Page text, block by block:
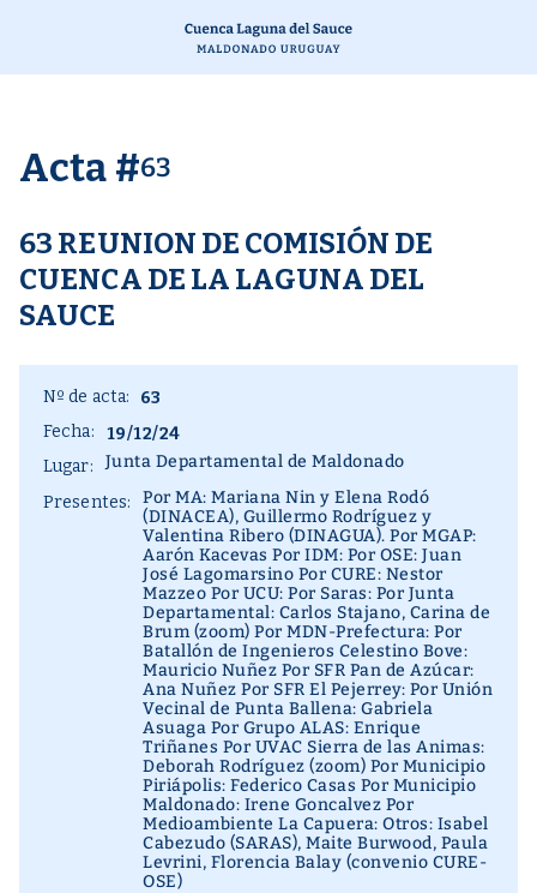
63
Acta #
63 REUNION DE COMISIÓN DE
CUENCA DE LA LAGUNA DEL
SAUCE
Nº de acta:
63
Fecha:
19/12/24
Lugar:
Junta Departamental de Maldonado
Presentes:
Por MA: Mariana Nin y Elena Rodó
(DINACEA), Guillermo Rodríguez y
Valentina Ribero (DINAGUA). Por MGAP:
Aarón Kacevas Por IDM: Por OSE: Juan
José Lagomarsino Por CURE: Nestor
Mazzeo Por UCU: Por Saras: Por Junta
Departamental: Carlos Stajano, Carina de
Brum (zoom) Por MDN-Prefectura: Por
Batallón de Ingenieros Celestino Bove:
Mauricio Nuñez Por SFR Pan de Azúcar:
Ana Nuñez Por SFR El Pejerrey: Por Unión
Vecinal de Punta Ballena: Gabriela
Asuaga Por Grupo ALAS: Enrique
Triñanes Por UVAC Sierra de las Animas:
Deborah Rodríguez (zoom) Por Municipio
Piriápolis: Federico Casas Por Municipio
Maldonado: Irene Goncalvez Por
Medioambiente La Capuera: Otros: Isabel
Cabezudo (SARAS), Maite Burwood, Paula
Levrini, Florencia Balay (convenio CURE-
OSE)